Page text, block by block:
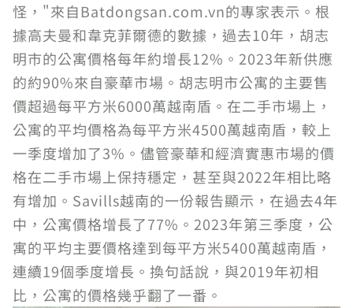
怪，"來自Batdongsan.com.vn的專家表示。根
據高夫曼和韋克菲爾德的數據，過去10年，胡志
明市的公寓價格每年約增長12%。2023年新供應
的約90%來自豪華市場。胡志明市公寓的主要售
價超過每平方米6000萬越南盾。在二手市場上，
公寓的平均價格為每平方米4500萬越南盾，較上
一季度增加了3%。儘管豪華和經濟實惠市場的價
格在二手市場上保持穩定，甚至與2022年相比略
有增加。Savills越南的一份報告顯示，在過去4年
中，公寓價格增長了77%。2023年第三季度，公
寓的平均主要價格達到每平方米5400萬越南盾，
連續19個季度增長。換句話說，與2019年初相
比，公寓的價格幾乎翻了一番。